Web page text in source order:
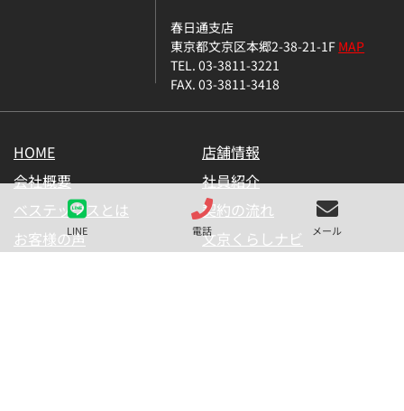
LINE 電話 メール
春日通支店
東京都文京区本郷2-38-21-1FMAP
TEL. 03-3811-3221
FAX. 03-3811-3418
HOME
店舗情報
会社概要
社員紹介
ベステックスとは
契約の流れ
お客様の声
文京くらしナビ